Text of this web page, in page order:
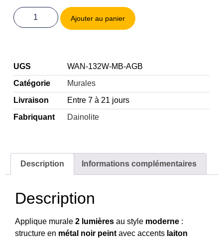
Ajouter au panier
UGS
WAN-132W-MB-AGB
Catégorie
Murales
Livraison
Entre 7 à 21 jours
Fabriquant
Dainolite
Description Informations complémentaires
Description
Applique murale 2 lumières au style moderne :
structure en métal noir peint avec accents laiton